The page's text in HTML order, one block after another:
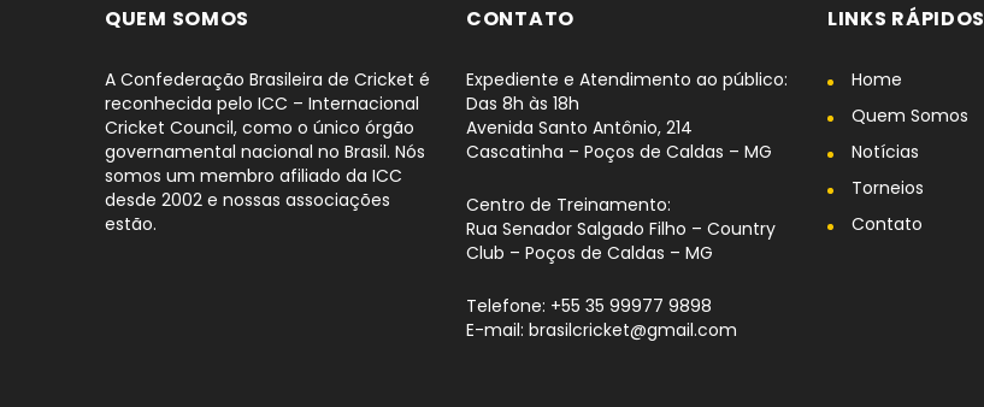
QUEM SOMOS
A Confederação Brasileira de Cricket é
reconhecida pelo ICC – Internacional
Cricket Council, como o único órgão
governamental nacional no Brasil. Nós
somos um membro afiliado da ICC
desde 2002 e nossas associações
estão.
CONTATO
Expediente e Atendimento ao público:
Das 8h às 18h
Avenida Santo Antônio, 214
Cascatinha – Poços de Caldas – MG
Centro de Treinamento:
Rua Senador Salgado Filho – Country
Club – Poços de Caldas – MG
Telefone: +55 35 99977 9898
E-mail: brasilcricket@gmail.com
LINKS RÁPIDOS
Home
Quem Somos
Notícias
Torneios
Contato